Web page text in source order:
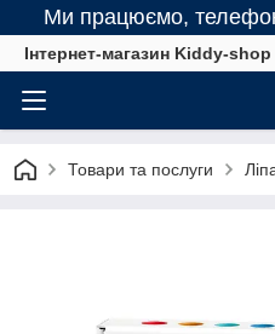
Ми працюємо,
Інтернет-магазин Kiddy-shop
Товари та послуги